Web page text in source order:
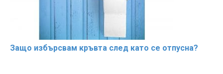
Защо избърсвам кръвта след като се отпусна?